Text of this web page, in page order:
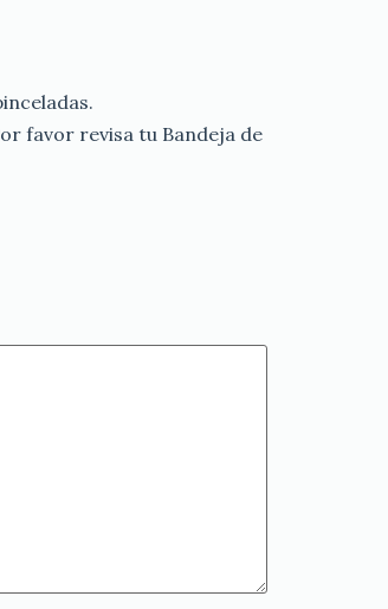
favor revisa tu Bandeja de